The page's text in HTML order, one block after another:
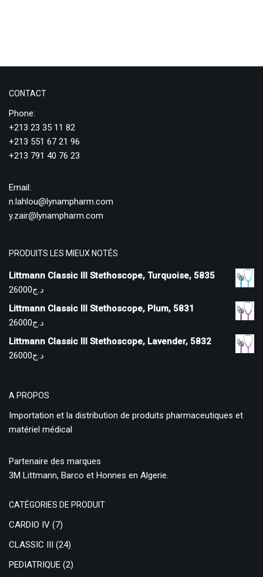
CONTACT
Phone:
+213 23 35 11 82
+213 551 67 21 96
+213 791 40 76 23
Email:
n.lahlou@lynampharm.com
y.zair@lynampharm.com
PRODUITS LES MIEUX NOTÉS
Littmann Classic III Stethoscope, Turquoise, 5835
د.ج26000
Littmann Classic III Stethoscope, Plum, 5831
د.ج26000
Littmann Classic III Stethoscope, Lavender, 5832
د.ج26000
A PROPOS
Importation et la distribution de produits pharmaceutiques et
matériel médical
Partenaire des marques
3M Littmann, Barco et Honnes en Algerie.
CATÉGORIES DE PRODUIT
CARDIO IV (7)
CLASSIC III (24)
PEDIATRIQUE (2)